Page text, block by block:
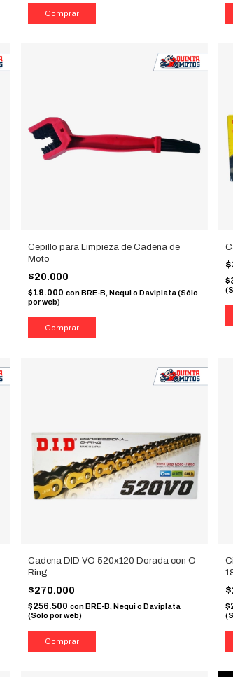
Cepillo para Limpieza de Cadena de
Moto
$20.000
$19.000conBRE-B, Nequi o Daviplata (Sólo
por web)
Cadena DID VO 520x120 Dorada con O-
Ring
$270.000
$256.500conBRE-B, Nequi o Daviplata
(Sólo por web)